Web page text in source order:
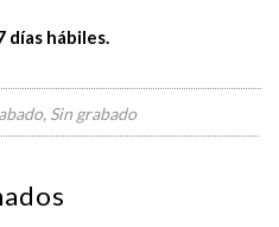
días hábiles.
Sin grabado